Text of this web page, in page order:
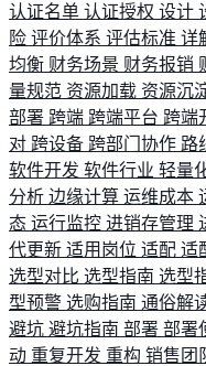
认证名单 认证授权 设计
险 评价体系 评估标准 详
均衡 财务场景 财务报销
量规范 资源加载 资源沉
部署 跨端 跨端平台 跨端
对 跨设备 跨部门协作 路
软件开发 软件行业 轻量
分析 边缘计算 运维成本
态 运行监控 进销存管理
代更新 适用岗位 适配 适
选型对比 选型指南 选型
型预警 选购指南 通俗解
避坑 避坑指南 部署 部署
动 重复开发 重构 销售团